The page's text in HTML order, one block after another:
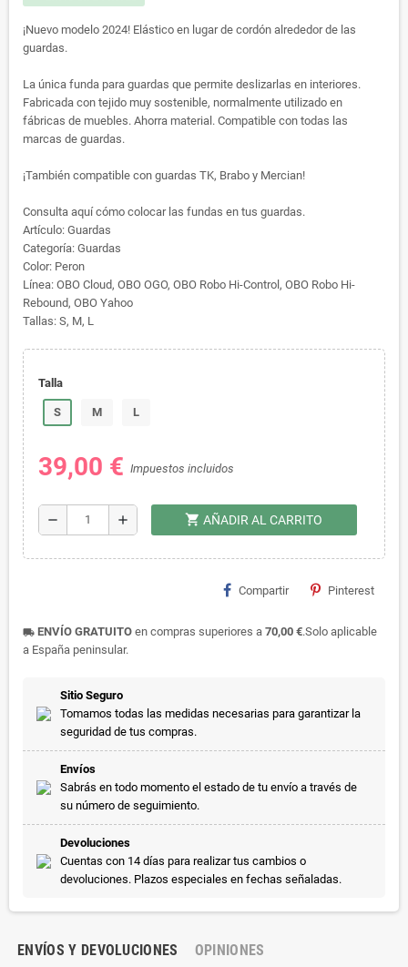
¡Nuevo modelo 2024! Elástico en lugar de cordón alrededor de las
guardas.
La única funda para guardas que permite deslizarlas en interiores.
Fabricada con tejido muy sostenible, normalmente utilizado en
fábricas de muebles. Ahorra material. Compatible con todas las
marcas de guardas.
¡También compatible con guardas TK, Brabo y Mercian!
Consulta aquí cómo colocar las fundas en tus guardas.
Artículo: Guardas
Categoría: Guardas
Color: Peron
Línea: OBO Cloud, OBO OGO, OBO Robo Hi-Control, OBO Robo Hi-
Rebound, OBO Yahoo
Tallas: S, M, L
Talla
S M L
39,00 € Impuestos incluidos
remove add shopping_cart AÑADIR AL CARRITO
Compartir Pinterest
local_shipping ENVÍO GRATUITO en compras superiores a 70,00 €.Solo aplicable
a España peninsular.
Sitio Seguro
Tomamos todas las medidas necesarias para garantizar la
seguridad de tus compras.
Envíos
Sabrás en todo momento el estado de tu envío a través de
su número de seguimiento.
Devoluciones
Cuentas con 14 días para realizar tus cambios o
devoluciones. Plazos especiales en fechas señaladas.
ENVÍOS Y DEVOLUCIONES OPINIONES